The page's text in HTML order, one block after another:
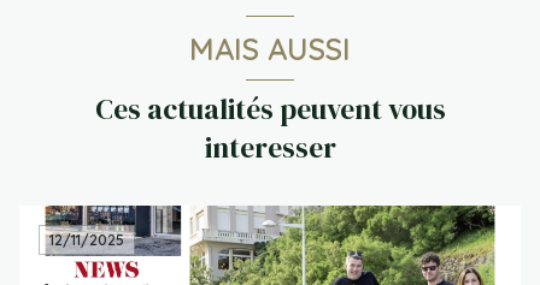
MAIS AUSSI
Ces actualités peuvent vous
interesser
12/11/2025